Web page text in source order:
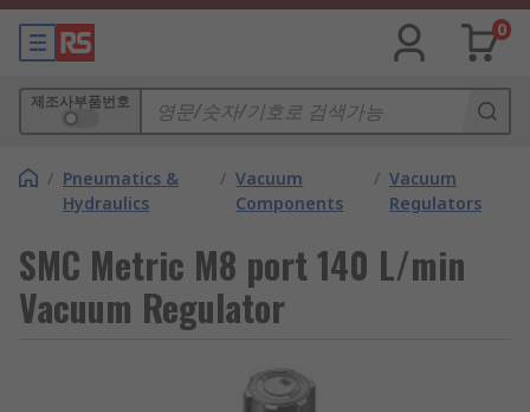
0
제조사부품번호
/ Pneumatics &
Hydraulics
/ Vacuum
Components
/ Vacuum
Regulators
SMC Metric M8 port 140 L/min
Vacuum Regulator